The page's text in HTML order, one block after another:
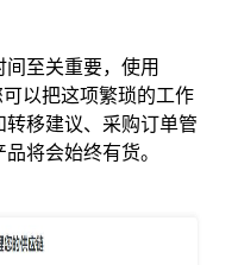
至关重要，使用
以把这项繁琐的工作
移建议、采购订单管
将会始终有货。